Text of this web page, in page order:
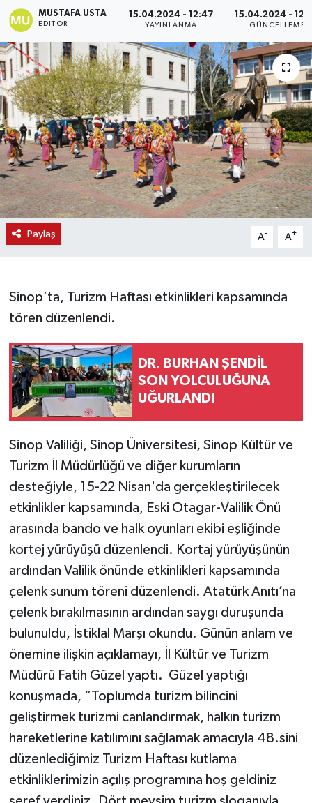
MUSTAFA USTA
EDITÖR
15.04.2024 - 12:47
YAYINLANMA
15.04.2024 -
GÜNCELLEME
Paylaş A- A+
Sinop’ta, Turizm Haftası etkinlikleri kapsamında
tören düzenlendi.
DR. BURHAN ŞENDİL
SON YOLCULUĞUNA
UĞURLANDI
Sinop Valiliği, Sinop Üniversitesi, Sinop Kültür ve
Turizm İl Müdürlüğü ve diğer kurumların
desteğiyle, 15-22 Nisan'da gerçekleştirilecek
etkinlikler kapsamında, Eski Otagar-Valilik Önü
arasında bando ve halk oyunları ekibi eşliğinde
kortej yürüyüşü düzenlendi. Kortaj yürüyüşünün
ardından Valilik önünde etkinlikleri kapsamında
çelenk sunum töreni düzenlendi. Atatürk Anıtı’na
çelenk bırakılmasının ardından saygı duruşunda
bulunuldu, İstiklal Marşı okundu. Günün anlam ve
önemine ilişkin açıklamayı, İl Kültür ve Turizm
Müdürü Fatih Güzel yaptı. Güzel yaptığı
konuşmada, “Toplumda turizm bilincini
geliştirmek turizmi canlandırmak, halkın turizm
hareketlerine katılımını sağlamak amacıyla 48.sini
düzenlediğimiz Turizm Haftası kutlama
etkinliklerimizin açılış programına hoş geldiniz